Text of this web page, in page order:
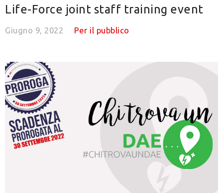
Life-Force joint staff training event
Giugno 9, 2022 Per il pubblico